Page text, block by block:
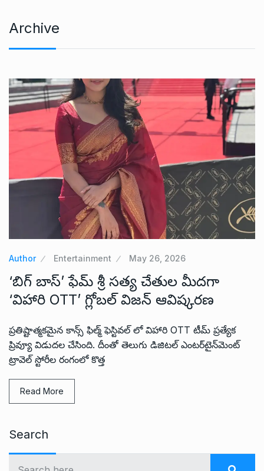
Archive
Author Entertainment May 26, 2026
‘బిగ్ బాస్’ ఫేమ్ శ్రీ సత్య చేతుల మీదగా
‘విహారి OTT’ గ్లోబల్ విజన్ ఆవిష్కరణ
ప్రతిష్టాత్మకమైన కాన్స్ ఫిల్మ్ ఫెస్టివల్‌ లో విహారి OTT టీమ్ ప్రత్యేక
ప్రివ్యూ విడుదల చేసింది. దీంతో తెలుగు డిజిటల్ ఎంటర్‌టైన్‌మెంట్‌
ట్రావెల్ స్టోరీల రంగంలో కొత్త
Read More
Search